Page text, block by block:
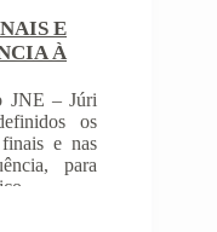
E
À
– Júri
os
e nas
para